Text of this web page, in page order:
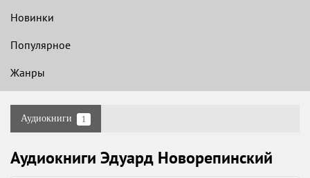
Новинки
Популярное
Жанры
Аудиокниги 1
Аудиокниги Эдуард Новорепинский